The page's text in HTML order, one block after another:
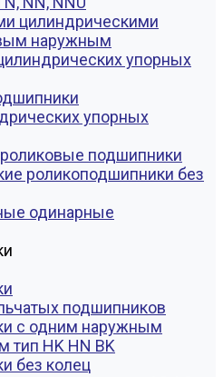
цилиндрическими
наружным
упорных
упорных
подшипники
роликоподшипники без
одинарные
подшипников
c одним наружным
тип HK HN BK
без колец